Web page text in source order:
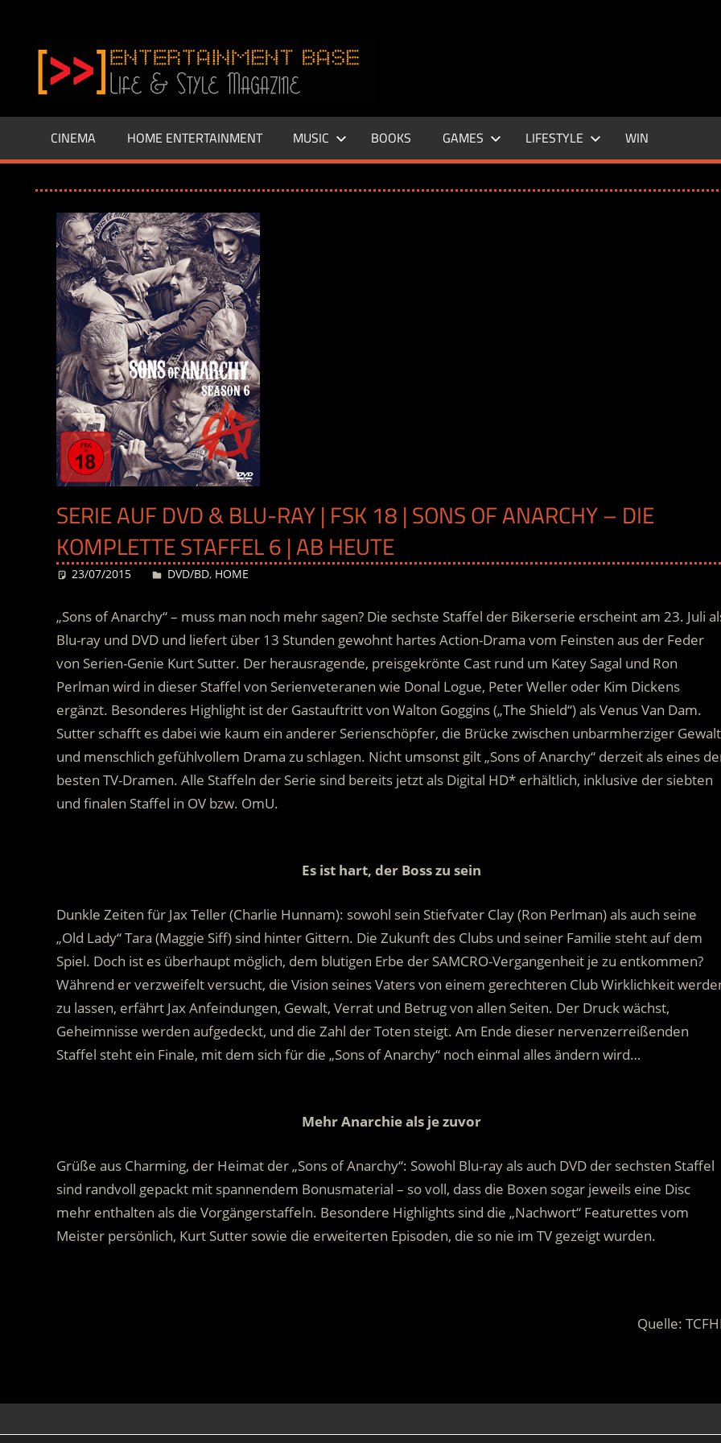
springen
–
LIFE
Base.de
CINEMA HOME ENTERTAINMENT MUSIC BOOKS GAMES LIFESTYLE WIN
SERIE AUF DVD & BLU-RAY | FSK 18 | SONS OF ANARCHY – DIE
KOMPLETTE STAFFEL 6 | AB HEUTE
23/07/2015 Desiree
DVD/BD, HOME
„Sons of Anarchy“ – muss man noch mehr sagen? Die sechste Staffel der Bikerserie erscheint am 23. Juli
Blu-ray und DVD und liefert über 13 Stunden gewohnt hartes Action-Drama vom Feinsten aus der Feder
von Serien-Genie Kurt Sutter. Der herausragende, preisgekrönte Cast rund um Katey Sagal und Ron
Perlman wird in dieser Staffel von Serienveteranen wie Donal Logue, Peter Weller oder Kim Dickens
ergänzt. Besonderes Highlight ist der Gastauftritt von Walton Goggins („The Shield“) als Venus Van Dam.
Sutter schafft es dabei wie kaum ein anderer Serienschöpfer, die Brücke zwischen unbarmherziger Gewalt
und menschlich gefühlvollem Drama zu schlagen. Nicht umsonst gilt „Sons of Anarchy“ derzeit als eines
besten TV-Dramen. Alle Staffeln der Serie sind bereits jetzt als Digital HD* erhältlich, inklusive der siebten
und finalen Staffel in OV bzw. OmU.
Es ist hart, der Boss zu sein
Dunkle Zeiten für Jax Teller (Charlie Hunnam): sowohl sein Stiefvater Clay (Ron Perlman) als auch seine
„Old Lady“ Tara (Maggie Siff) sind hinter Gittern. Die Zukunft des Clubs und seiner Familie steht auf dem
Spiel. Doch ist es überhaupt möglich, dem blutigen Erbe der SAMCRO-Vergangenheit je zu entkommen?
Während er verzweifelt versucht, die Vision seines Vaters von einem gerechteren Club Wirklichkeit
zu lassen, erfährt Jax Anfeindungen, Gewalt, Verrat und Betrug von allen Seiten. Der Druck wächst,
Geheimnisse werden aufgedeckt, und die Zahl der Toten steigt. Am Ende dieser nervenzerreißenden
Staffel steht ein Finale, mit dem sich für die „Sons of Anarchy“ noch einmal alles ändern wird…
Mehr Anarchie als je zuvor
Grüße aus Charming, der Heimat der „Sons of Anarchy“: Sowohl Blu-ray als auch DVD der sechsten Staffel
sind randvoll gepackt mit spannendem Bonusmaterial – so voll, dass die Boxen sogar jeweils eine Disc
mehr enthalten als die Vorgängerstaffeln. Besondere Highlights sind die „Nachwort“ Featurettes vom
Meister persönlich, Kurt Sutter sowie die erweiterten Episoden, die so nie im TV gezeigt wurden.
Quelle: